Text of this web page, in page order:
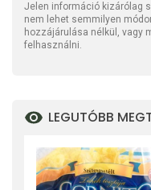
Jelen információ kizárólag
nem lehet semmilyen
hozzájárulása nélkül, vagy
felhasználni.
LEGUTÓBB